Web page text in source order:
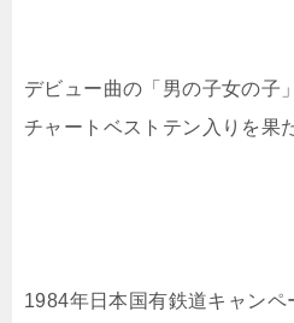
デビュー曲の「男の子女の子
チャートベストテン入りを果
1984年日本国有鉄道キャンペ